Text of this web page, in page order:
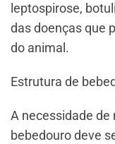
leptospirose,
das doenças que
do animal.
Estrutura de
A necessidade de
bebedouro deve